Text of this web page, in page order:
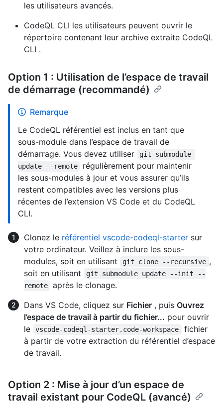
les utilisateurs avancés.
CodeQL CLI les utilisateurs peuvent ouvrir le
répertoire contenant leur archive extraite CodeQL
CLI .
Option 1 : Utilisation de l’espace de travail
de démarrage (recommandé)
Remarque
Le CodeQL référentiel est inclus en tant que
sous-module dans l’espace de travail de
démarrage. Vous devez utiliser
git submodule
update --remote
régulièrement pour maintenir
les sous-modules à jour et vous assurer qu’ils
restent compatibles avec les versions plus
récentes de l’extension VS Code et du CodeQL
CLI.
Clonez le référentiel vscode-codeql-starter sur
votre ordinateur. Veillez à inclure les sous-
modules, soit en utilisant
git clone --recursive ,
soit en utilisant
git submodule update --init --
remote
après le clonage.
Dans VS Code, cliquez sur Fichier , puis Ouvrez
l’espace de travail à partir du fichier... pour ouvrir
le
vscode-codeql-starter.code-workspace
fichier
à partir de votre extraction du référentiel d’espace
de travail.
Option 2 : Mise à jour d’un espace de
travail existant pour CodeQL (avancé)